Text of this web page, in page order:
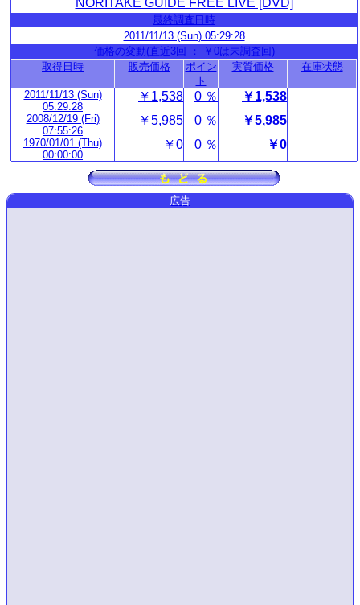
NORITAKE GUIDE FREE LIVE [DVD]
最終調査日時
2011/11/13 (Sun) 05:29:28
価格の変動(直近3回 ： ￥0は未調査回)
取得日時
販売価格
ポイン
ト
実質価格 在庫状態
2011/11/13 (Sun)
05:29:28
￥1,538 0 ％ ￥1,538
2008/12/19 (Fri)
07:55:26
￥5,985 0 ％ ￥5,985
1970/01/01 (Thu)
00:00:00
￥0 0 ％ ￥0
広告